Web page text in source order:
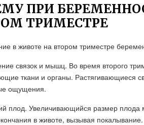
ПРИ
ТРИМЕСТРЕ
в животе на втором триместре
связок и мышц. Во время второго
ткани и органы. Растягивающиеся
ощущения.
плод. Увеличивающийся размер плода
в животе, вызывая покалывание.